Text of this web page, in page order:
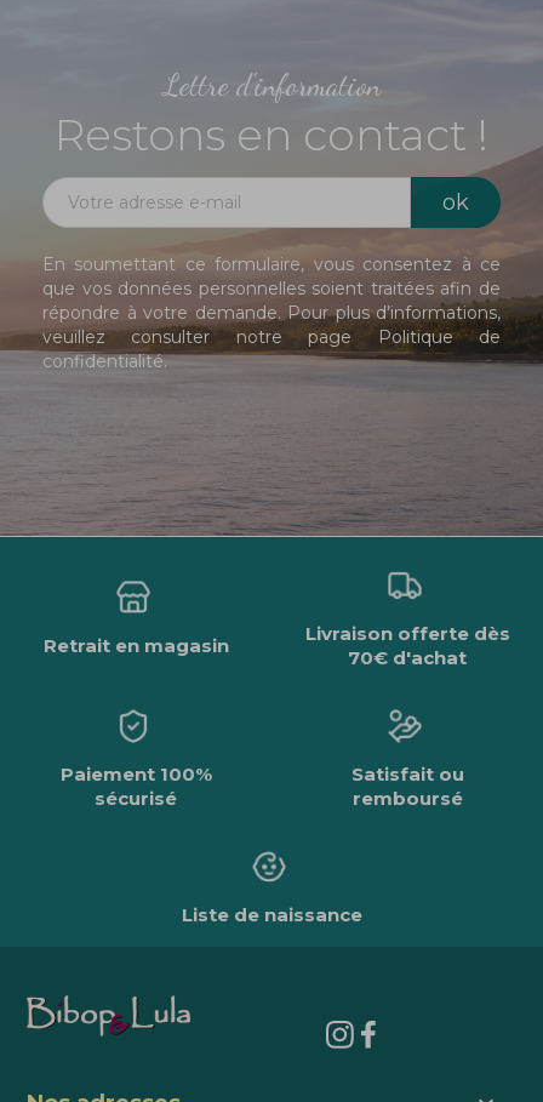
Lettre d'information
Restons en contact !
En soumettant ce formulaire, vous consentez à ce
que vos données personnelles soient traitées afin de
répondre à votre demande. Pour plus d’informations,
veuillez consulter notre page Politique de
confidentialité.
Retrait en magasin
Livraison offerte dès
70€ d'achat
Paiement 100%
sécurisé
Satisfait ou
remboursé
Liste de naissance